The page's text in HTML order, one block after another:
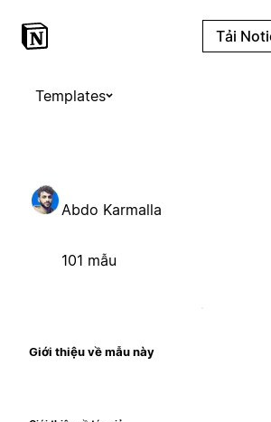
Tải
Templates
Abdo Karmalla
101 mẫu
Giới thiệu về mẫu này